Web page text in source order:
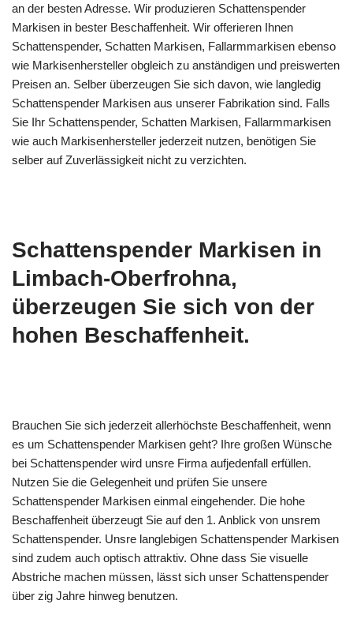
an der besten Adresse. Wir produzieren Schattenspender
Markisen in bester Beschaffenheit. Wir offerieren Ihnen
Schattenspender, Schatten Markisen, Fallarmmarkisen ebenso
wie Markisenhersteller obgleich zu anständigen und preiswerten
Preisen an. Selber überzeugen Sie sich davon, wie langledig
Schattenspender Markisen aus unserer Fabrikation sind. Falls
Sie Ihr Schattenspender, Schatten Markisen, Fallarmmarkisen
wie auch Markisenhersteller jederzeit nutzen, benötigen Sie
selber auf Zuverlässigkeit nicht zu verzichten.
Schattenspender Markisen in
Limbach-Oberfrohna,
überzeugen Sie sich von der
hohen Beschaffenheit.
Brauchen Sie sich jederzeit allerhöchste Beschaffenheit, wenn
es um Schattenspender Markisen geht? Ihre großen Wünsche
bei Schattenspender wird unsre Firma aufjedenfall erfüllen.
Nutzen Sie die Gelegenheit und prüfen Sie unsere
Schattenspender Markisen einmal eingehender. Die hohe
Beschaffenheit überzeugt Sie auf den 1. Anblick von unsrem
Schattenspender. Unsre langlebigen Schattenspender Markisen
sind zudem auch optisch attraktiv. Ohne dass Sie visuelle
Abstriche machen müssen, lässt sich unser Schattenspender
über zig Jahre hinweg benutzen.